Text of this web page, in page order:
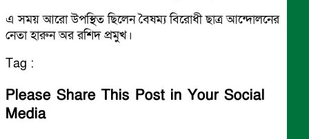
এ সময় আরো উপস্থিত ছিলেন বৈষম্য বিরোধী ছাত্র আন্দোলনের
নেতা হারুন অর রশিদ প্রমুখ।
Tag :
Please Share This Post in Your Social
Media